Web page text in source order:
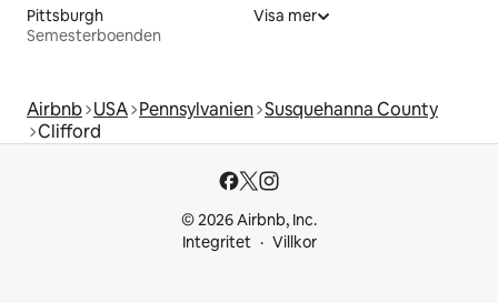
Pittsburgh
Semesterboenden
Visa mer
Airbnb USA Pennsylvanien Susquehanna County
Clifford
© 2026 Airbnb, Inc.
Integritet
Villkor